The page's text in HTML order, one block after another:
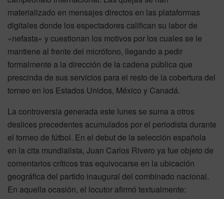
materializado en mensajes directos en las plataformas
digitales donde los espectadores califican su labor de
«nefasta» y cuestionan los motivos por los cuales se le
mantiene al frente del micrófono, llegando a pedir
formalmente a la dirección de la cadena pública que
prescinda de sus servicios para el resto de la cobertura del
torneo en los Estados Unidos, México y Canadá.
La controversia generada este lunes se suma a otros
deslices precedentes acumulados por el periodista durante
el torneo de fútbol. En el debut de la selección española
en la cita mundialista, Juan Carlos Rivero ya fue objeto de
comentarios críticos tras equivocarse en la ubicación
geográfica del partido inaugural del combinado nacional.
En aquella ocasión, el locutor afirmó textualmente: